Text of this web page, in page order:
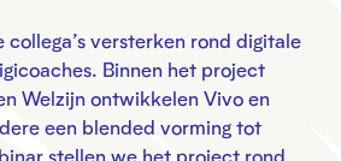
collega’s versterken rond digitale
Binnen het project
Welzijn ontwikkelen Vivo en
een blended vorming tot
stellen we het project rond